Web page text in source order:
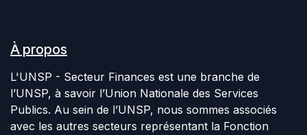
À propos
L'UNSP - Secteur Finances est une branche de
l’UNSP, à savoir l’Union Nationale des Services
Publics. Au sein de l’UNSP, nous sommes associés
avec les autres secteurs représentant la Fonction